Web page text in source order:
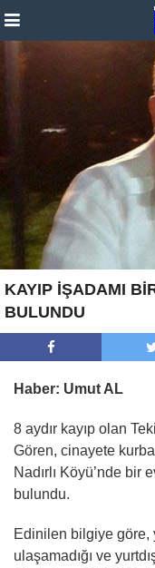
KAYIP İŞADAMI
BULUNDU
Haber: Umut AL
8 aydır kayıp olan
Gören, cinayete
Nadırlı Köyü’nde
bulundu.
Edinilen bilgiye göre,
ulaşamadığı ve